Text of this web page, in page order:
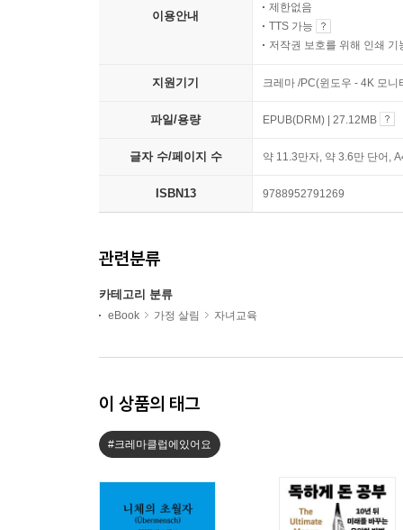
이용안내
제한없음
TTS 가능
저작권 보호를 위해 인쇄 기
지원기기 크레마 /PC(윈도우 - 4K 모
파일/용량 EPUB(DRM) | 27.12MB
글자 수/페이지 수 약 11.3만자, 약 3.6만 단어,
ISBN13 9788952791269
관련분류
카테고리 분류
eBook 가정 살림 자녀교육
이 상품의 태그
#크레마클럽에있어요